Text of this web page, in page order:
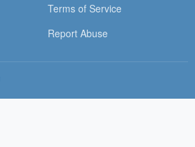
Terms of Service
Report Abuse